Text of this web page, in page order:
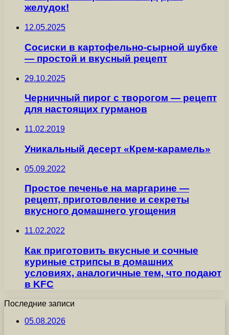
желудок!
12.05.2025
Сосиски в картофельно-сырной шубке
— простой и вкусный рецепт
29.10.2025
Черничный пирог с творогом — рецепт
для настоящих гурманов
11.02.2019
Уникальный десерт «Крем-карамель»
05.09.2022
Простое печенье на маргарине —
рецепт, приготовление и секреты
вкусного домашнего угощения
11.02.2022
Как приготовить вкусные и сочные
куриные стрипсы в домашних
условиях, аналогичные тем, что подают
в KFC
Последние записи
05.08.2026